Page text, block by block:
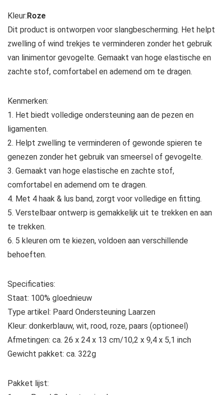
Kleur:Roze
Dit product is ontworpen voor slangbescherming. Het helpt
zwelling of wind trekjes te verminderen zonder het gebruik
van linimentor gevogelte. Gemaakt van hoge elastische en
zachte stof, comfortabel en ademend om te dragen.
Kenmerken:
1. Het biedt volledige ondersteuning aan de pezen en
ligamenten.
2. Helpt zwelling te verminderen of gewonde spieren te
genezen zonder het gebruik van smeersel of gevogelte.
3. Gemaakt van hoge elastische en zachte stof,
comfortabel en ademend om te dragen.
4. Met 4 haak & lus band, zorgt voor volledige en fitting.
5. Verstelbaar ontwerp is gemakkelijk uit te trekken en aan
te trekken.
6. 5 kleuren om te kiezen, voldoen aan verschillende
behoeften.
Specificaties:
Staat: 100% gloednieuw
Type artikel: Paard Ondersteuning Laarzen
Kleur: donkerblauw, wit, rood, roze, paars (optioneel)
Afmetingen: ca. 26 x 24 x 13 cm/10,2 x 9,4 x 5,1 inch
Gewicht pakket: ca. 322g
Pakket lijst: